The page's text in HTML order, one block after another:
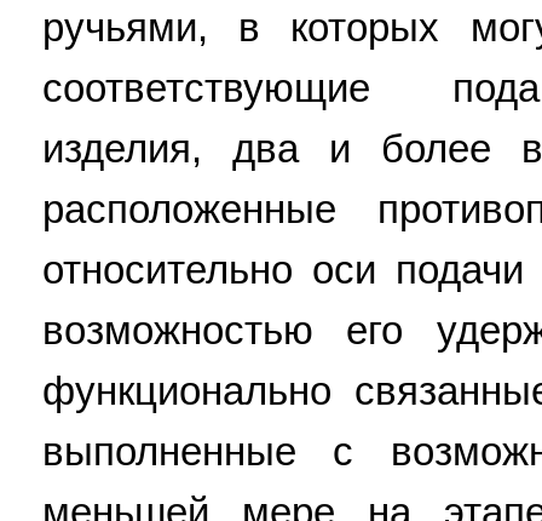
ручьями, в которых
соответствующие
изделия, два и более
расположенные
относительно оси
возможностью его
функционально
выполненные с
меньшей мере на